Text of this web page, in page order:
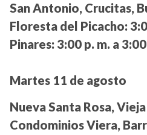
San Antonio, Crucitas,
Floresta del Picacho:
Pinares: 3:00 p. m. a
Martes 11 de agosto
Nueva Santa Rosa,
Condominios Viera,